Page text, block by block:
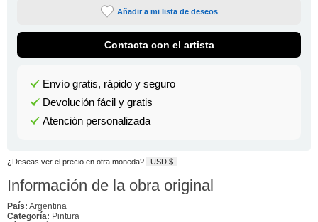
Añadir a mi lista de deseos
Contacta con el artista
Envío gratis, rápido y seguro
Devolución fácil y gratis
Atención personalizada
¿Deseas ver el precio en otra moneda? USD $
Información de la obra original
País: Argentina
Categoría: Pintura